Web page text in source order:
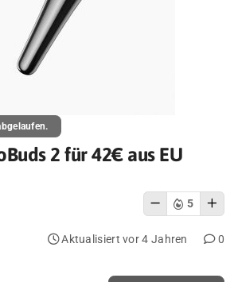
2 für 42€ aus EU
5
Aktualisiert vor 4 Jahren 0